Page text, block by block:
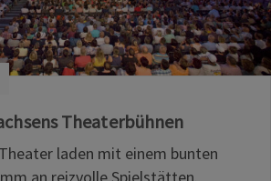
Theaterbühnen
laden mit einem bunten